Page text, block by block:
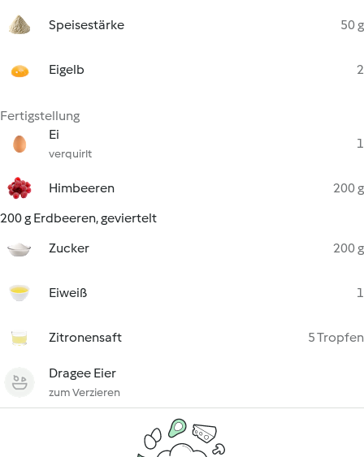
Speisestärke 50 g
Eigelb 2
Fertigstellung
Ei
verquirlt
1
Himbeeren
200 g
200 g Erdbeeren, geviertelt
Zucker
200 g
Eiweiß 1
Zitronensaft 5 Tropfen
Dragee Eier
zum Verzieren